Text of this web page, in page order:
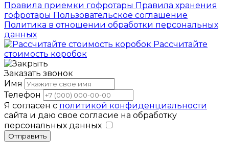
Правила приемки гофротары Правила хранения
гофротары Пользовательское соглашение
Политика в отношении обработки персональных
данных
Рассчитайте
стоимость коробок
Заказать звонок
Имя
Телефон
Я согласен с политикой конфиденциальности
сайта и даю свое согласие на обработку
персональных данных
Отправить